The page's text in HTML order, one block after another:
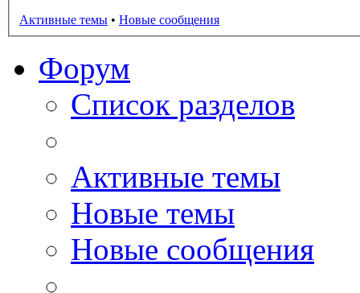
Активные темы • Новые сообщения
Форум
Список разделов
Активные темы
Новые темы
Новые сообщения